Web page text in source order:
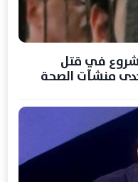
في قتل
منشآت الصحة